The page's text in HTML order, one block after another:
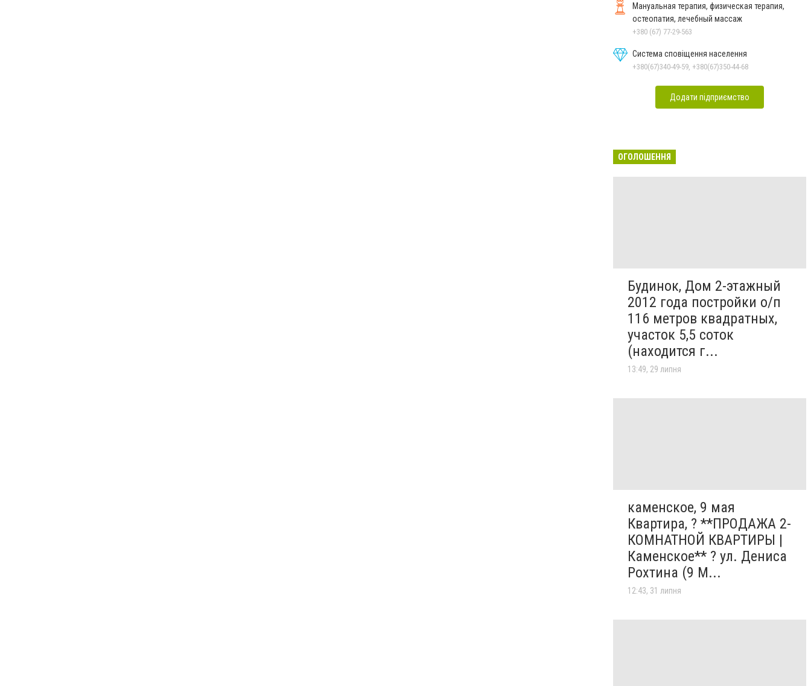
Мануальная терапия, физическая терапия,
остеопатия, лечебный массаж
+380 (67) 77-29-563
Система сповіщення населення
+380(67)340-49-59, +380(67)350-44-68
Додати підприємство
ОГОЛОШЕННЯ
Будинок, Дом 2-этажный
2012 года постройки о/п
116 метров квадратных,
участок 5,5 соток
(находится г...
13:49, 29 липня
каменское, 9 мая
Квартира, ? **ПРОДАЖА 2-
КОМНАТНОЙ КВАРТИРЫ |
Каменское** ? ул. Дениса
Рохтина (9 М...
12:43, 31 липня